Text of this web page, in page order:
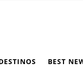
BEST